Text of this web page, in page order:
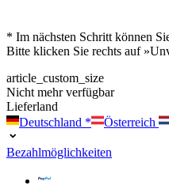
* Im nächsten Schritt können
Bitte klicken Sie rechts auf
article_custom_size
Nicht mehr verfügbar
Lieferland
Deutschland * Österreich
Bezahlmöglichkeiten